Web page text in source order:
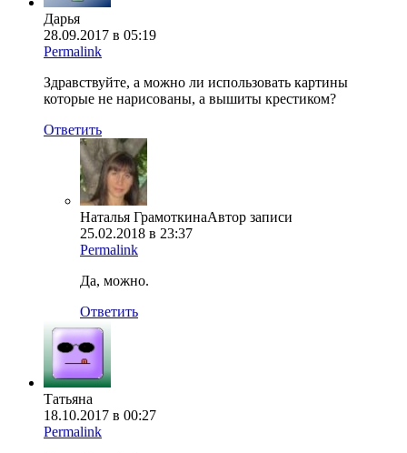
Дарья
28.09.2017 в 05:19
Permalink
Здравствуйте, а можно ли использовать картины
которые не нарисованы, а вышиты крестиком?
Ответить
Наталья ГрамоткинаАвтор записи
25.02.2018 в 23:37
Permalink
Да, можно.
Ответить
Татьяна
18.10.2017 в 00:27
Permalink